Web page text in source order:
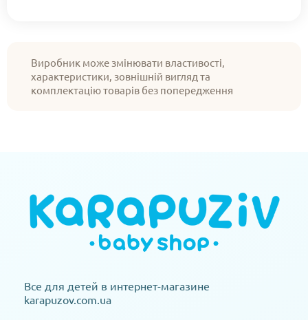
Виробник може змінювати властивості,
характеристики, зовнішній вигляд та
комплектацію товарів без попередження
Все для детей в интернет-магазине
karapuzov.com.ua